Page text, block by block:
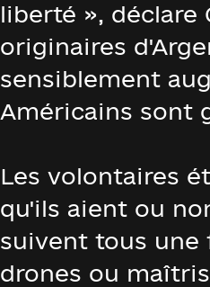
liberté », déclare
originaires
sensiblement
Américains sont
Les volontaires
qu'ils aient ou
suivent tous une
drones ou